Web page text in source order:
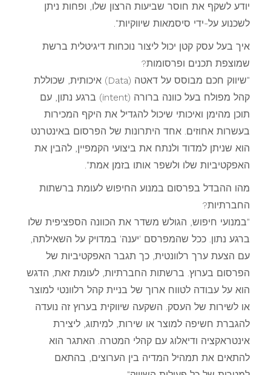
יודע לשקף את חוסר שביעות הרצון שלו, ופחות ניתן
לשכנוע על-ידי סיסמאות שיווקיות".
איך בעל עסק קטן יכול ליצור נוכחות דיגיטלית ברשת
שמוצפת תכנים ופרסומות?
"שיווק חכם מבוסס על דאטה (Data) איכותית, שכוללת
קהל מפולח בעל כוונה ברורה (intent) ברגע נתון, עם
תוכן מהימן ואיכותי שיכול להגדיל את היקף המכירות
בעשרות אחוזים. אחד היתרונות של הפרסום באינטרנט
הוא שניתן למדוד ולנתח את ביצועי הקמפיין, להבין את
האפקטיביות שלו ולשפר אותו בזמן אמת".
מהו ההבדל בפרסום במנוע החיפוש לעומת ברשתות
החברתיות?
"במנועי חיפוש, הגולש משדר את הכוונה הספציפית שלו
ברגע נתון. ככל שהמפרסם 'יענה' במדויק על השאילתה,
עם הצעת ערך רלוונטית, כך תגבר האפקטיביות של
הפרסום בערוץ. ברשתות החברתיות, לעומת זאת, הדגש
הוא על עבודה לטווח ארוך של בניית קהל רלוונטי למוצר
או לשירות של העסק. השקעה שיווקית בערוץ זה נועדה
להגברת חשיפה למוצר או שירות, למיתוג, ליצירת
אינטראקציה ודיאלוג עם קהלי המטרה. האתגר הוא
להתאים את תמהיל המדיה בין הערוצים, בהתאם